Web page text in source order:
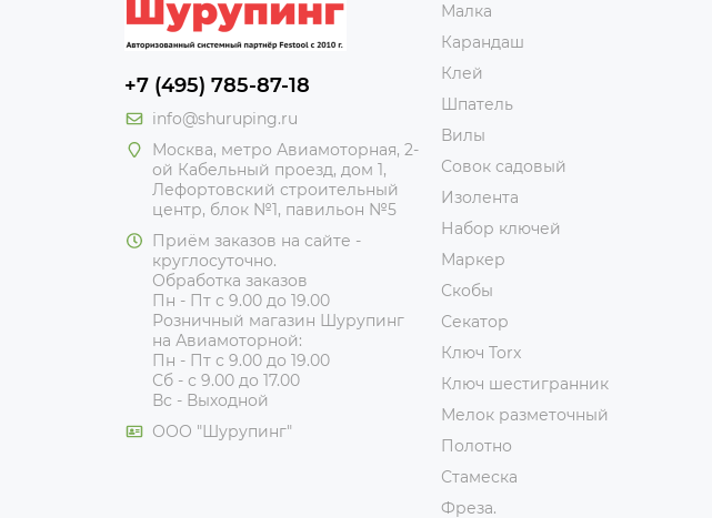
+7 (495) 785-87-18
info@shuruping.ru
Москва, метро Авиамоторная, 2-
ой Кабельный проезд, дом 1,
Лефортовский строительный
центр, блок №1, павильон №5
Приём заказов на сайте -
круглосуточно.
Обработка заказов
Пн - Пт с 9.00 до 19.00
Розничный магазин Шурупинг
на Авиамоторной:
Пн - Пт с 9.00 до 19.00
Сб - с 9.00 до 17.00
Вс - Выходной
ООО "Шурупинг"
Малка
Карандаш
Клей
Шпатель
Вилы
Совок садовый
Изолента
Набор ключей
Маркер
Скобы
Секатор
Ключ Torx
Ключ шестигранник
Мелок разметочный
Полотно
Стамеска
Фреза.